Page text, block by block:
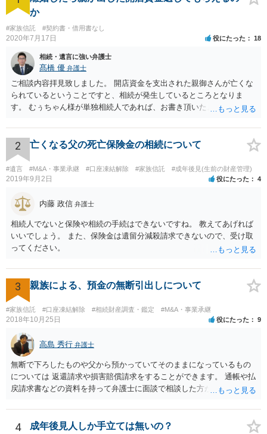
か
#家族信託 #契約書・借用書なし
2020年7月17日 役にたった 18
相続・遺言に強い弁護士
髙橋 優 弁護士
ご相談内容拝見致しました。 開店資金を支出された親御さんが亡くな
られているということですと、相続が発生しているところとなりま
す。 むぅちゃん様が単独相続人であれば、お書き頂いたような方法で
相続人おられるということであれば、他の相続人との協議が必要とな
るところです。 また、当該点とは別にご主人から貸付ではなく贈与で
あると主張される可能性がございます。 その場合には、貸付であるこ
とを伺わせる事情をどれだけ積み重ねることが出来るか、というとこ
ろとなります。 返済の事実や、返済を約束するメール等です。 金額の
おく方が宜しいかと思います。 緊急という訳ではないかと思います
が、事前準備が早い方が有効な手段が増える傾向にありますので、早
目に弁護士を入れられることを御検討頂くと良いかと思います。
2 亡くなる父の死亡保険金の相続について
#遺言 #M&A・事業承継 #口座凍結解除 #家族信託 #成年後見(生前の財産管理)
2019年9月2日 役にたった 4
内藤 政信 弁護士
相続人でないと保険や相続の手続はできないですね。 教えてあげれば
いいでしょう。 また、保険金は遺留分減殺請求できないので、受け取
ってください。
3 親族による、預金の無断引出しについて
#家族信託 #口座凍結解除 #相続財産調査・鑑定 #M&A・事業承継
2018年10月25日 役にたった 9
高島 秀行 弁護士
無断で下ろしたものや父から預かっていてそのままになっているもの
については 返還請求や損害賠償請求をすることができます。 通帳や払
戻請求書などの資料を持って弁護士に面談で相談した方がよいと思い
4 成年後見人しか手立ては無いの？